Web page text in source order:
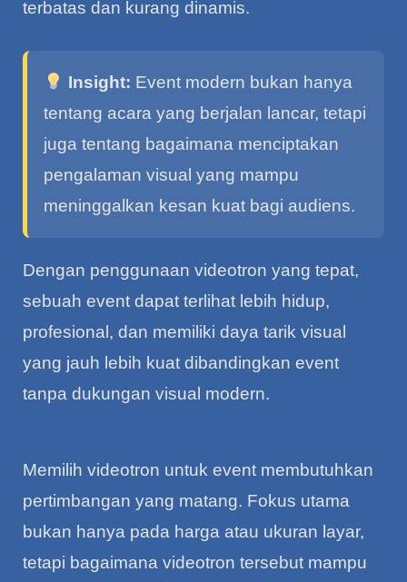
terbatas dan kurang dinamis.
Insight: Event modern bukan hanya
tentang acara yang berjalan lancar, tetapi
juga tentang bagaimana menciptakan
pengalaman visual yang mampu
meninggalkan kesan kuat bagi audiens.
Dengan penggunaan videotron yang tepat,
sebuah event dapat terlihat lebih hidup,
profesional, dan memiliki daya tarik visual
yang jauh lebih kuat dibandingkan event
tanpa dukungan visual modern.
Memilih videotron untuk event membutuhkan
pertimbangan yang matang. Fokus utama
bukan hanya pada harga atau ukuran layar,
tetapi bagaimana videotron tersebut mampu